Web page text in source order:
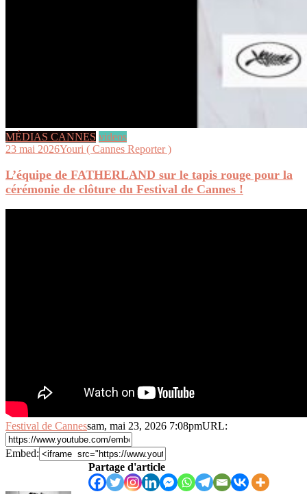
MÉDIAS CANNES videos
23 mai 2026Youri ( Cannes Reporter )
L’équipe de FATHERLAND sur le tapis rouge pour la
cérémonie de clôture du Festival de Cannes !
Festival de Cannessam, mai 23, 2026 7:08pmURL:
Embed:
Partage d'article